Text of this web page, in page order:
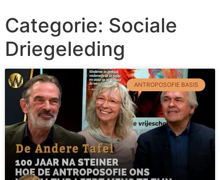
Categorie: Sociale
Driegeleding
ANTROPOSOFIE BASIS